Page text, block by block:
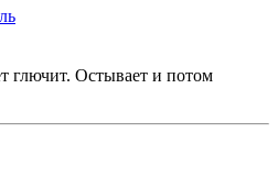
глючит. Остывает и потом